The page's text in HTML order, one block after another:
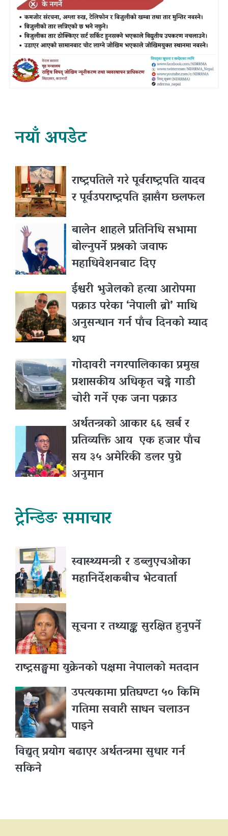
नयाँ अपडेट
राष्ट्रपतिले गरे पूर्वराष्ट्रपति यादव
र पूर्वउपराष्ट्रपति झासँग छलफल
बालेन शाहले प्रतिनिधि सभामा
बोल्नुपर्ने प्रश्नकाे जवाफ
महाधिवेशनबाट दिए
ईश्वरी भुजेलको हत्या आरोपमा
पक्राउ परेका ‘नेपाली ब्रो’ माथि
अनुसन्धान गर्न पाँच दिनको म्याद
थप
गोदावरी नगरपालिकाका प्रमुख
प्रशासकीय अधिकृत चढ्ने गाडी
चोरी गर्ने एक जना पक्राउ
अर्थतन्त्रको आकार ६६ खर्ब र
प्रतिव्यक्ति आय एक हजार पाँच
सय ३५ अमेरिकी डलर पुग्ने
अनुमान
ट्रेन्डिङ समाचार
स्वास्थ्यमन्त्री र डब्लुएचओका
महानिर्देशकबीच भेटवार्ता
सूचना र तथ्याङ्क सुरक्षित हुनुपर्ने
राष्ट्रसङ्घमा युक्रेनको पक्षमा नेपालको मतदान
उपत्यकामा प्रतिघण्टा ५० किमि
गतिमा सवारी साधन चलाउन
पाइने
विद्युत् प्रयोग बढाएर अर्थतन्त्रमा सुधार गर्न
सकिने